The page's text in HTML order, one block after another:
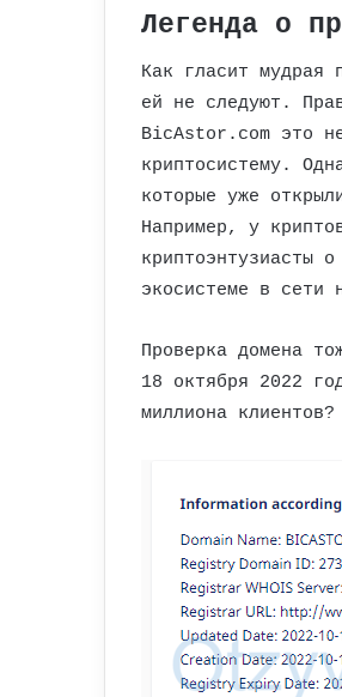
Легенда о
Как гласит мудрая
ей не следуют.
BicAstor.com это
криптосистему.
которые уже
Например, у
криптоэнтузиасты
экосистеме в сети
Проверка домена
18 октября 2022
миллиона клиентов?